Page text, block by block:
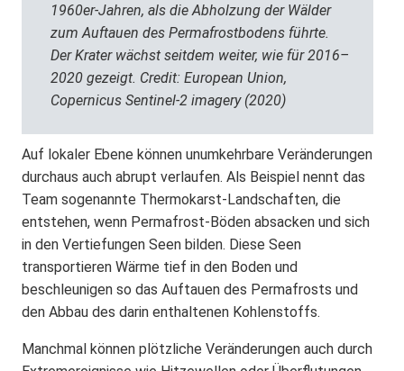
1960er-Jahren, als die Abholzung der Wälder
zum Auftauen des Permafrostbodens führte.
Der Krater wächst seitdem weiter, wie für 2016–
2020 gezeigt. Credit: European Union,
Copernicus Sentinel-2 imagery (2020)
Auf lokaler Ebene können unumkehrbare Veränderungen
durchaus auch abrupt verlaufen. Als Beispiel nennt das
Team sogenannte Thermokarst-Landschaften, die
entstehen, wenn Permafrost-Böden absacken und sich
in den Vertiefungen Seen bilden. Diese Seen
transportieren Wärme tief in den Boden und
beschleunigen so das Auftauen des Permafrosts und
den Abbau des darin enthaltenen Kohlenstoffs.
Manchmal können plötzliche Veränderungen auch durch